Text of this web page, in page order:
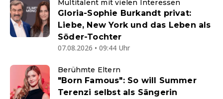
Multitalent mit vielen Interessen
Gloria-Sophie Burkandt privat:
Liebe, New York und das Leben als
Söder-Tochter
07.08.2026 • 09:44 Uhr
Berühmte Eltern
"Born Famous": So will Summer
Terenzi selbst als Sängerin